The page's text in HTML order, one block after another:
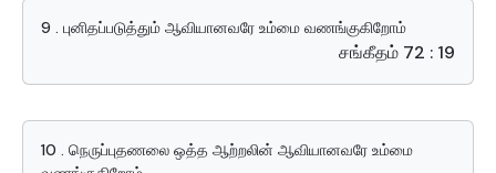
9 . புனிதப்படுத்தும் ஆவியானவரே உம்மை வணங்குகிறோம்
சங்கீதம் 72 : 19
10 . நெருப்புதணலை ஒத்த ஆற்றலின் ஆவியானவரே உம்மை